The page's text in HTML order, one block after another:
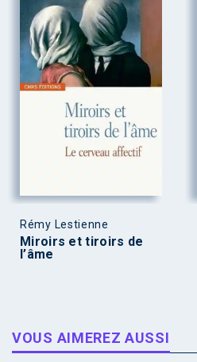
Rémy Lestienne
Miroirs et tiroirs de
l’âme
VOUS AIMEREZ AUSSI